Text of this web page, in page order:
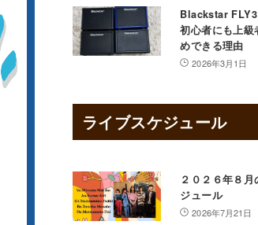
Blackstar FLY3
初心者にも上級
めできる理由
2026年3月1日
ライブスケジュール
２０２６年８
ジュール
2026年7月21日